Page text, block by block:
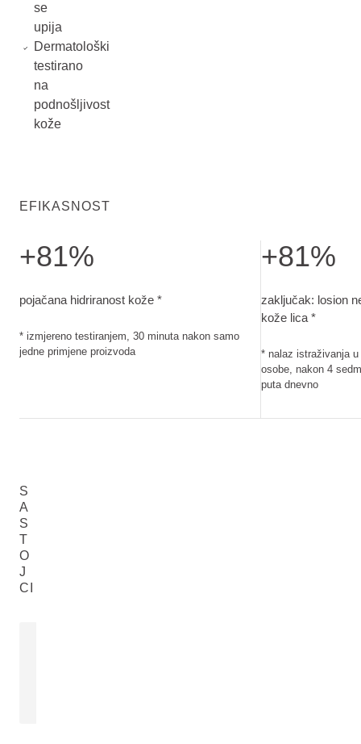
se
upija
Dermatološki
testirano
na
podnošljivost
kože
EFIKASNOST
+81%
pojačana hidriranost kože *
* izmjereno testiranjem, 30 minuta nakon samo
jedne primjene proizvoda
+81%
zaključak: losion
kože lica *
* nalaz istraživanja
osobe, nakon 4
puta dnevno
S
A
S
T
O
J
CI